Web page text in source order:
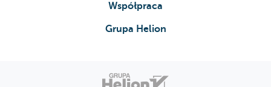
10. Być dorosłą, której potrzebowałaś
Matka, która jest w tobie
Współpraca
Grupa Helion